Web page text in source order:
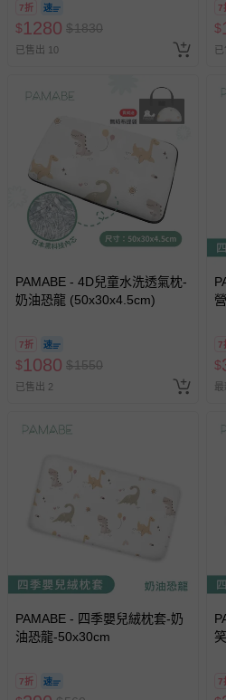
示字句等說明貼紙、封條者
國際航空、客運、訂房等
相關的退換貨辦理流程，可詳
其他常見問題：
運送服務：目前提供的運送僅
區，可能會無法配送，或須依
亦保留出貨與否的權利。離島
費用，可能會另需加收。
商品實際的配達日期，可於訂
已出貨通知之訊息為主。
如您收到商品，請依正常流程
若您對於會員帳號、商品訂購
式、折價券與購物金的使用、
問，你可詳見：
媽咪愛客服中心
預購商品：預購為海外同步代
商品如因「價格、組合」等錯
會主動以簡訊及mail通知訂單取
償。
7折
$1280 $1830
已售出 10
7
$
已
PAMABE - 4D兒童水洗透氣枕-
奶油恐龍 (50x30x4.5cm)
7折
$1080 $1550
已售出 2
7
$
PAMABE - 四季嬰兒絨枕套-奶
油恐龍-50x30cm
7折 7